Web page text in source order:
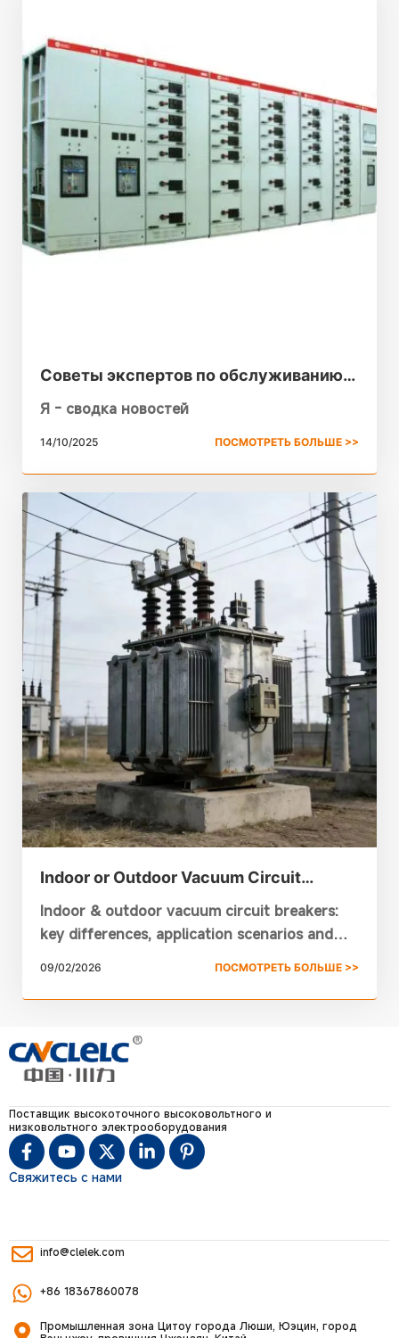
Советы экспертов по обслуживанию
распределительных устройств
Я - сводка новостей
14/10/2025 ПОСМОТРЕТЬ БОЛЬШЕ >>
Indoor or Outdoor Vacuum Circuit
Breaker: How to Pick the Perfect Fit
Indoor & outdoor vacuum circuit breakers:
key differences, application scenarios and
09/02/2026 ПОСМОТРЕТЬ БОЛЬШЕ >>
Поставщик высокоточного высоковольтного и
низковольтного электрооборудования
Свяжитесь с нами
info@clelek.com
+86 18367860078
Промышленная зона Цитоу города Люши, Юэцин, город